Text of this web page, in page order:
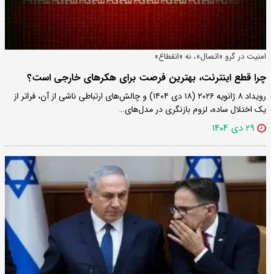
امنیت در گرو «اتصال»، نه «انقطاع»
چرا قطع اینترنت، بهترین فرصت برای هکرهای خارجی است؟
رویداد ۸ ژانویه ۲۰۲۶ (۱۸ دی ۱۴۰۴) و چالش‌های ارتباطی ناشی از آن، فراتر از
یک اختلال ساده، لزوم بازنگری در مدل‌های…
۲۹ دی ۱۴۰۴